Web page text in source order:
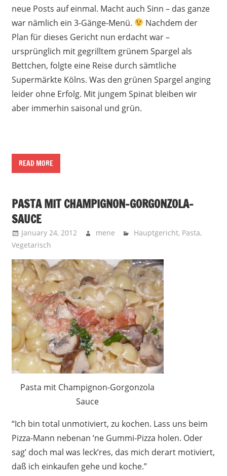
neue Posts auf einmal. Macht auch Sinn – das ganze
war nämlich ein 3-Gänge-Menü.
Nachdem der
Plan für dieses Gericht nun erdacht war –
ursprünglich mit gegrilltem grünem Spargel als
Bettchen, folgte eine Reise durch sämtliche
Supermärkte Kölns. Was den grünen Spargel anging
leider ohne Erfolg. Mit jungem Spinat bleiben wir
aber immerhin saisonal und grün.
READ MORE
PASTA MIT CHAMPIGNON-GORGONZOLA-
SAUCE
January 24, 2012 mene Hauptgericht, Pasta,
Vegetarisch
Pasta mit Champignon-Gorgonzola
Sauce
“Ich bin total unmotiviert, zu kochen. Lass uns beim
Pizza-Mann nebenan ‘ne Gummi-Pizza holen. Oder
sag’ doch mal was leck’res, das mich derart motiviert,
daß ich einkaufen gehe und koche.”